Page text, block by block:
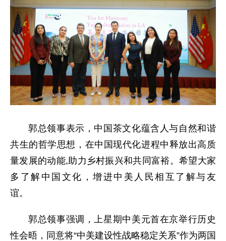
郭总领事表示，中国茶文化蕴含人与自然和谐
共生的哲学思想，在中国现代化进程中释放出高质
量发展的动能,助力乡村振兴和共同富裕。希望大家
多了解中国文化，增进中美人民相互了解与友
谊。
郭总领事强调，上星期中美元首在京举行历史
性会晤，同意将“中美建设性战略稳定关系”作为两国